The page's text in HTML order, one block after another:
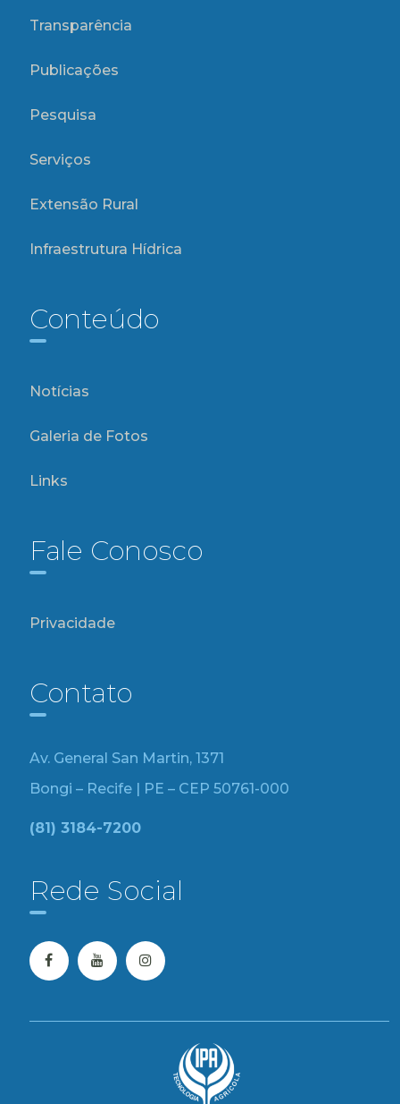
Transparência
Publicações
Pesquisa
Serviços
Extensão Rural
Infraestrutura Hídrica
Conteúdo
Notícias
Galeria de Fotos
Links
Fale Conosco
Privacidade
Contato
Av. General San Martin, 1371
Bongi – Recife | PE – CEP 50761-000
(81) 3184-7200
Rede Social